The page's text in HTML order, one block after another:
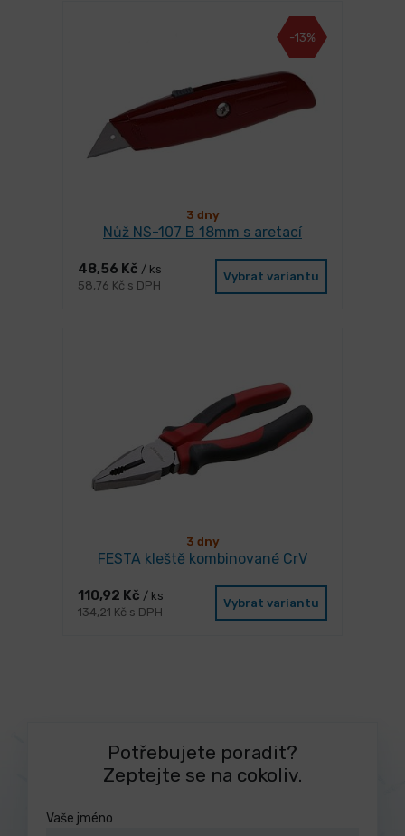
-13%
3 dny
Nůž NS-107 B 18mm s aretací
48,56 Kč / ks
58,76 Kč s DPH
Vybrat variantu
3 dny
FESTA kleště kombinované CrV
110,92 Kč / ks
134,21 Kč s DPH
Vybrat variantu
Potřebujete poradit?
Zeptejte se na cokoliv.
Vaše jméno